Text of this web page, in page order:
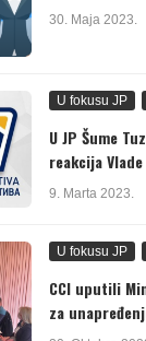
30. Maja 2023.
U fokusu JP
U JP Šume
reakcija Vlade
9. Marta 2023.
U fokusu JP
CCI uputili
za